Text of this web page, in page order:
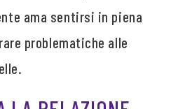
ama sentirsi in piena
problematiche alle